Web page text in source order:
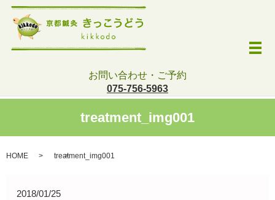
お問い合わせ・ご予約
075-756-5963
メ
treatment_img001
HOME treatment_img001
2018/01/25